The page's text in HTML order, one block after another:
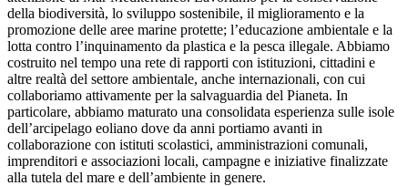
della biodiversità, lo sviluppo sostenibile, il miglioramento e la
promozione delle aree marine protette; l’educazione ambientale e la
lotta contro l’inquinamento da plastica e la pesca illegale. Abbiamo
costruito nel tempo una rete di rapporti con istituzioni, cittadini e
altre realtà del settore ambientale, anche internazionali, con cui
collaboriamo attivamente per la salvaguardia del Pianeta. In
particolare, abbiamo maturato una consolidata esperienza sulle isole
dell’arcipelago eoliano dove da anni portiamo avanti in
collaborazione con istituti scolastici, amministrazioni comunali,
imprenditori e associazioni locali, campagne e iniziative finalizzate
alla tutela del mare e dell’ambiente in genere.